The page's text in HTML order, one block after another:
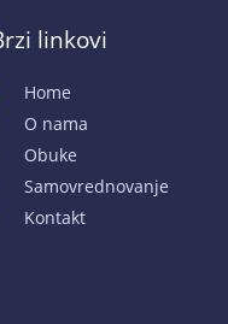
linkovi
Home
O nama
Obuke
Samovrednovanje
Kontakt